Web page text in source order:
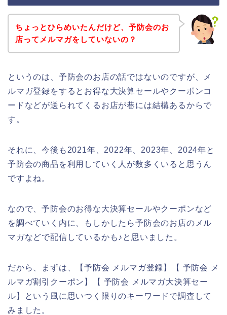
ちょっとひらめいたんだけど、予防会のお
店ってメルマガをしていないの？
というのは、予防会のお店の話ではないのですが、メ
ルマガ登録をするとお得な大決算セールやクーポンコ
ードなどが送られてくるお店が巷には結構あるからで
す。
それに、今後も2021年、2022年、2023年、2024年と
予防会の商品を利用していく人が数多くいると思うん
ですよね。
なので、予防会のお得な大決算セールやクーポンなど
を調べていく内に、もしかしたら予防会のお店のメル
マガなどで配信しているかも♪と思いました。
だから、まずは、【予防会 メルマガ登録】【 予防会 メ
ルマガ割引クーポン】【 予防会 メルマガ大決算セー
ル】という風に思いつく限りのキーワードで調査して
みました。